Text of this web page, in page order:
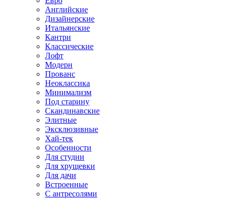
Английские
Дизайнерские
Итальянские
Кантри
Классические
Лофт
Модерн
Прованс
Неоклассика
Минимализм
Под старину
Скандинавские
Элитные
Эксклюзивные
Хай-тек
Особенности
Для студии
Для хрущевки
Для дачи
Встроенные
С антресолями